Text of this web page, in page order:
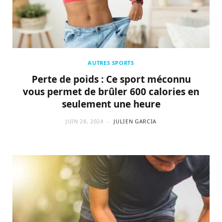
AUTRES SPORTS
Perte de poids : Ce sport méconnu
vous permet de brûler 600 calories en
seulement une heure
JUIN 28, 2024 JULIEN GARCIA